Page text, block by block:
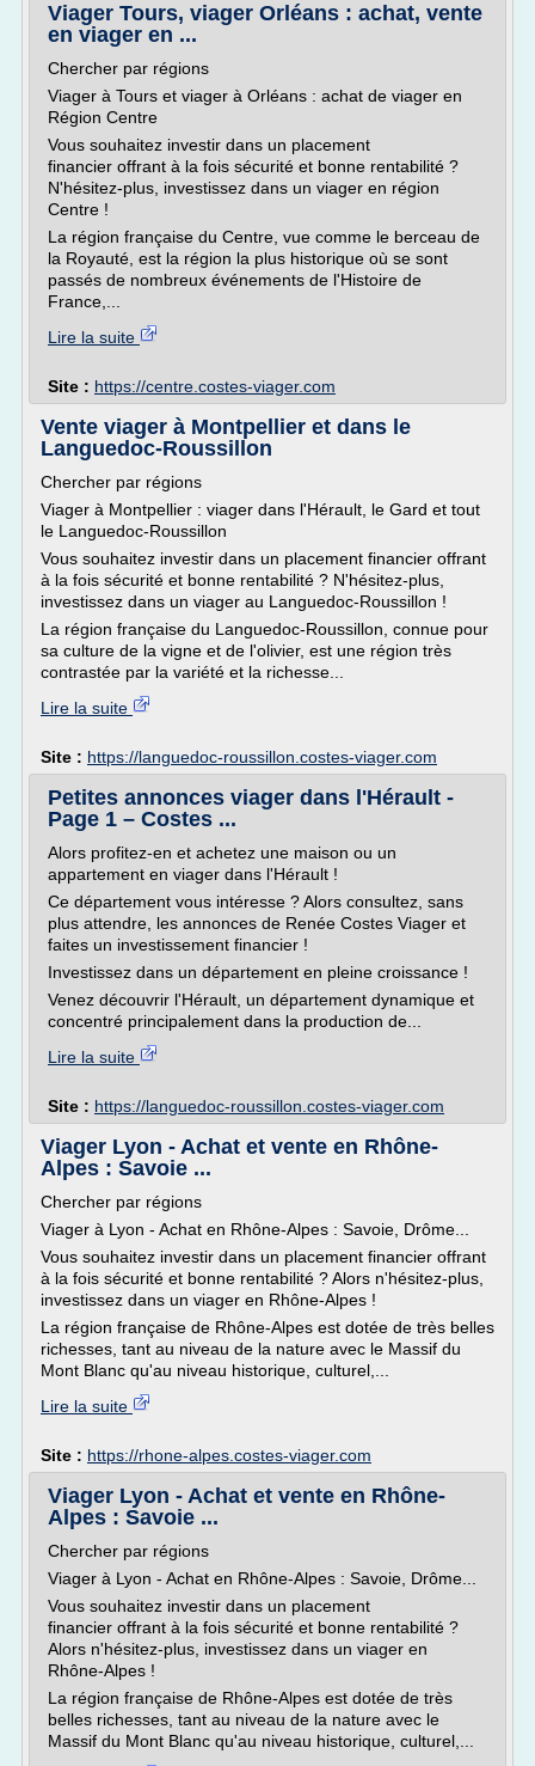
Viager Tours, viager Orléans : achat, vente
en viager en ...
Chercher par régions
Viager à Tours et viager à Orléans : achat de viager en
Région Centre
Vous souhaitez investir dans un placement
financier offrant à la fois sécurité et bonne rentabilité ?
N'hésitez-plus, investissez dans un viager en région
Centre !
La région française du Centre, vue comme le berceau de
la Royauté, est la région la plus historique où se sont
passés de nombreux événements de l'Histoire de
France,...
Lire la suite
Site : https://centre.costes-viager.com
Vente viager à Montpellier et dans le
Languedoc-Roussillon
Chercher par régions
Viager à Montpellier : viager dans l'Hérault, le Gard et tout
le Languedoc-Roussillon
Vous souhaitez investir dans un placement financier offrant
à la fois sécurité et bonne rentabilité ? N'hésitez-plus,
investissez dans un viager au Languedoc-Roussillon !
La région française du Languedoc-Roussillon, connue pour
sa culture de la vigne et de l'olivier, est une région très
contrastée par la variété et la richesse...
Lire la suite
Site : https://languedoc-roussillon.costes-viager.com
Petites annonces viager dans l'Hérault -
Page 1 – Costes ...
Alors profitez-en et achetez une maison ou un
appartement en viager dans l'Hérault !
Ce département vous intéresse ? Alors consultez, sans
plus attendre, les annonces de Renée Costes Viager et
faites un investissement financier !
Investissez dans un département en pleine croissance !
Venez découvrir l'Hérault, un département dynamique et
concentré principalement dans la production de...
Lire la suite
Site : https://languedoc-roussillon.costes-viager.com
Viager Lyon - Achat et vente en Rhône-
Alpes : Savoie ...
Chercher par régions
Viager à Lyon - Achat en Rhône-Alpes : Savoie, Drôme...
Vous souhaitez investir dans un placement financier offrant
à la fois sécurité et bonne rentabilité ? Alors n'hésitez-plus,
investissez dans un viager en Rhône-Alpes !
La région française de Rhône-Alpes est dotée de très belles
richesses, tant au niveau de la nature avec le Massif du
Mont Blanc qu'au niveau historique, culturel,...
Lire la suite
Site : https://rhone-alpes.costes-viager.com
Viager Lyon - Achat et vente en Rhône-
Alpes : Savoie ...
Chercher par régions
Viager à Lyon - Achat en Rhône-Alpes : Savoie, Drôme...
Vous souhaitez investir dans un placement
financier offrant à la fois sécurité et bonne rentabilité ?
Alors n'hésitez-plus, investissez dans un viager en
Rhône-Alpes !
La région française de Rhône-Alpes est dotée de très
belles richesses, tant au niveau de la nature avec le
Massif du Mont Blanc qu'au niveau historique, culturel,...